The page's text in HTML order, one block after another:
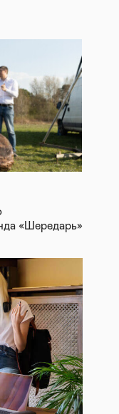
«Шередарь»